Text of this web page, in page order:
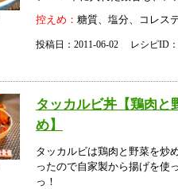
控えめ： 糖質、塩分、コレス
投稿日：2011-06-02 レシピID
タッカルビ丼【鶏肉と
め】
タッカルビは鶏肉と野菜を炒
ったので自家製から揚げを使
っ！